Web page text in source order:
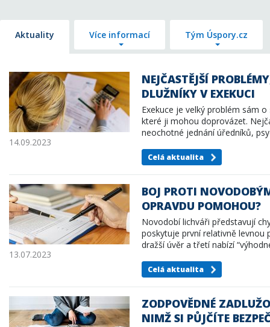
Aktuality Více informací Tým Úspory.cz
NEJČASTĚJŠÍ
DLUŽNÍKY V EXEKUCI
14.09.2023
Exekuce je velký problém sám
které ji mohou doprovázet.
neochotné jednání úředníků,
Celá aktualita
BOJ PROTI
OPRAVDU POMOHOU?
13.07.2023
Novodobí lichváři představují
poskytuje první relativně levnou
dražší úvěr a třetí nabízí
Celá aktualita
ZODPOVĚDNÉ
NIMŽ SI PŮJČÍTE